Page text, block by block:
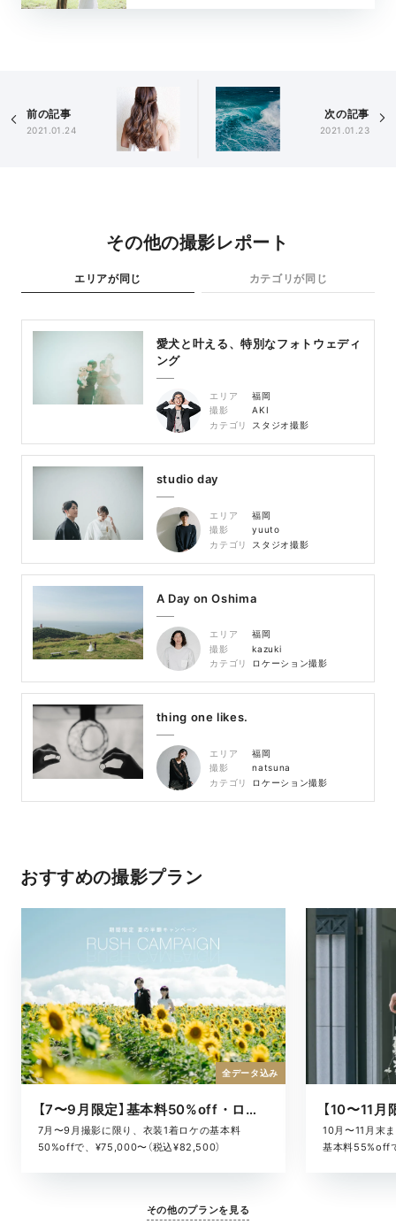
前の記事
2021.01.24
次の記事
2021.01.23
その他の撮影レポート
エリアが同じ カテゴリが同じ
愛犬と叶える、特別なフォトウェディ
ング
エリア
福岡
撮影
AKI
カテゴリ
スタジオ撮影
studio day
エリア
福岡
撮影
yuuto
カテゴリ
スタジオ撮影
A Day on Oshima
エリア
福岡
撮影
kazuki
カテゴリ
ロケーション撮影
thing one likes.
エリア
福岡
撮影
natsuna
カテゴリ
ロケーション撮影
おすすめの撮影プラン
【7〜9月限定】基本料50%off・ロケキャンペーン
7月〜9月撮影に限り、衣装1着ロケの基本料
50%offで、¥75,000〜（税込¥82,500）
全データ込み
10月〜11月末
基本料55%off
その他のプランを見る